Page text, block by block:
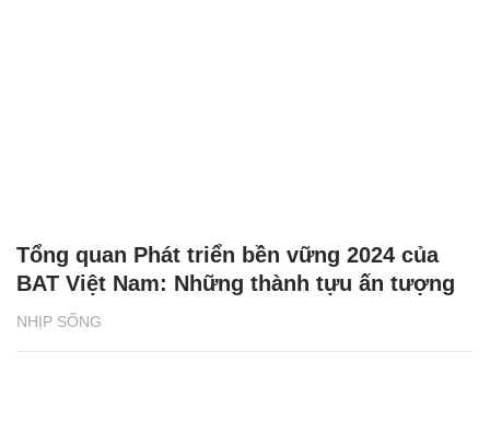
NHỊP SỐNG
Tổng quan Phát triển bền vững 2024 của
BAT Việt Nam: Những thành tựu ấn tượng